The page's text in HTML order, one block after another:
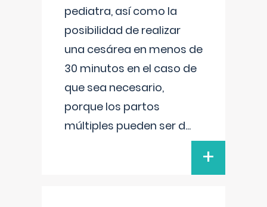
pediatra, así como la
posibilidad de realizar
una cesárea en menos de
30 minutos en el caso de
que sea necesario,
porque los partos
múltiples pueden ser d...
+